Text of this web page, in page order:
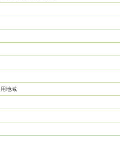
地域